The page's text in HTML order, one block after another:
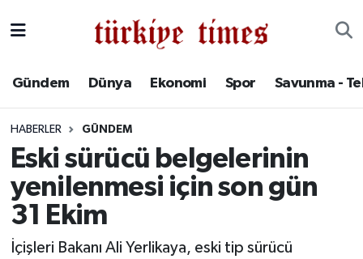
Gündem Dünya Ekonomi Spor Savunma -
HABERLER GÜNDEM
Eski sürücü belgelerinin
yenilenmesi için son gün
31 Ekim
İçişleri Bakanı Ali Yerlikaya, eski tip sürücü
Ekonomi
Spor
Savunma - Teknoloji
Süper Lig Puan Durumu ve Fikstür
Tüm Manşetler
Son Dakika Haberleri